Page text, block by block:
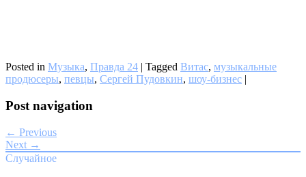
Posted in Музыка, Правда 24 | Tagged Витас, музыкальные
продюсеры, певцы, Сергей Пудовкин, шоу-бизнес |
Post navigation
← Previous
Next →
Случайное